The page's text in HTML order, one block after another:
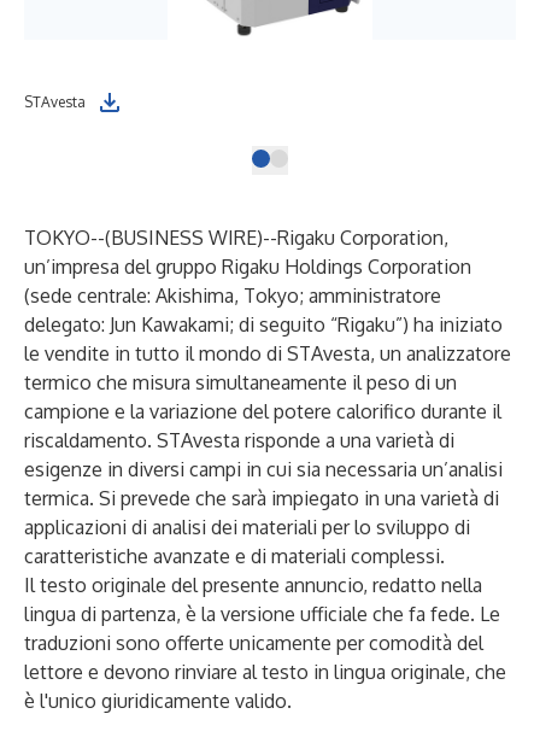
STAvesta
TOKYO--(BUSINESS WIRE)--Rigaku Corporation,
un’impresa del gruppo Rigaku Holdings Corporation
(sede centrale: Akishima, Tokyo; amministratore
delegato: Jun Kawakami; di seguito “Rigaku”) ha iniziato
le vendite in tutto il mondo di STAvesta, un analizzatore
termico che misura simultaneamente il peso di un
campione e la variazione del potere calorifico durante il
riscaldamento. STAvesta risponde a una varietà di
esigenze in diversi campi in cui sia necessaria un’analisi
termica. Si prevede che sarà impiegato in una varietà di
applicazioni di analisi dei materiali per lo sviluppo di
caratteristiche avanzate e di materiali complessi.
Il testo originale del presente annuncio, redatto nella
lingua di partenza, è la versione ufficiale che fa fede. Le
traduzioni sono offerte unicamente per comodità del
lettore e devono rinviare al testo in lingua originale, che
è l'unico giuridicamente valido.